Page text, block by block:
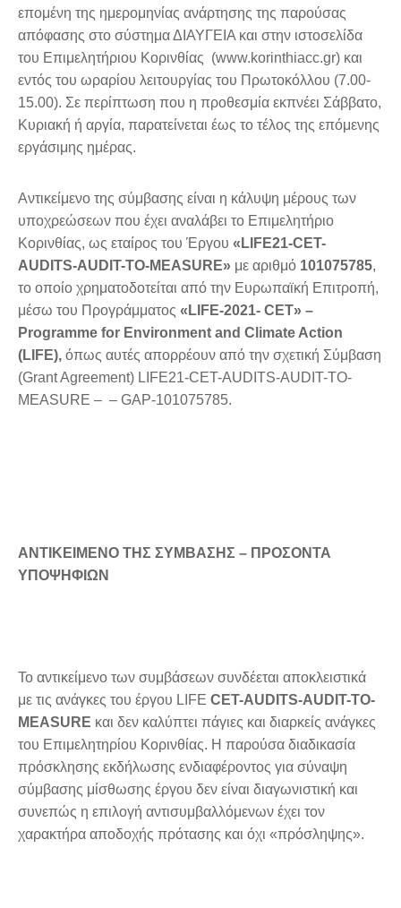
επομένη της ημερομηνίας ανάρτησης της παρούσας
απόφασης στο σύστημα ΔΙΑΥΓΕΙΑ και στην ιστοσελίδα
του Επιμελητήριου Κορινθίας (www.korinthiacc.gr) και
εντός του ωραρίου λειτουργίας του Πρωτοκόλλου (7.00-
15.00). Σε περίπτωση που η προθεσμία εκπνέει Σάββατο,
Κυριακή ή αργία, παρατείνεται έως το τέλος της επόμενης
εργάσιμης ημέρας.
Αντικείμενο της σύμβασης είναι η κάλυψη μέρους των
υποχρεώσεων που έχει αναλάβει το Επιμελητήριο
Κορινθίας, ως εταίρος του Έργου «LIFE21-CET-
AUDITS-AUDIT-TO-MEASURE» με αριθμό 101075785,
το οποίο χρηματοδοτείται από την Ευρωπαϊκή Επιτροπή,
μέσω του Προγράμματος «LIFE-2021- CET» –
Programme for Environment and Climate Action
(LIFE), όπως αυτές απορρέουν από την σχετική Σύμβαση
(Grant Agreement) LIFE21-CET-AUDITS-AUDIT-TO-
MEASURE – – GAP-101075785.
ΑΝΤΙΚΕΙΜΕΝΟ ΤΗΣ ΣΥΜΒΑΣΗΣ – ΠΡΟΣΟΝΤΑ
ΥΠΟΨΗΦΙΩΝ
Το αντικείμενο των συμβάσεων συνδέεται αποκλειστικά
με τις ανάγκες του έργου LIFE CET-AUDITS-AUDIT-TO-
MEASURE και δεν καλύπτει πάγιες και διαρκείς ανάγκες
του Επιμελητηρίου Κορινθίας. Η παρούσα διαδικασία
πρόσκλησης εκδήλωσης ενδιαφέροντος για σύναψη
σύμβασης μίσθωσης έργου δεν είναι διαγωνιστική και
συνεπώς η επιλογή αντισυμβαλλόμενων έχει τον
χαρακτήρα αποδοχής πρότασης και όχι «πρόσληψης».